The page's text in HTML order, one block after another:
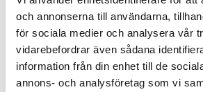
och annonserna till användarna,
för sociala medier och analysera vår
vidarebefordrar även sådana
information från din enhet till de
annons- och analysföretag som vi